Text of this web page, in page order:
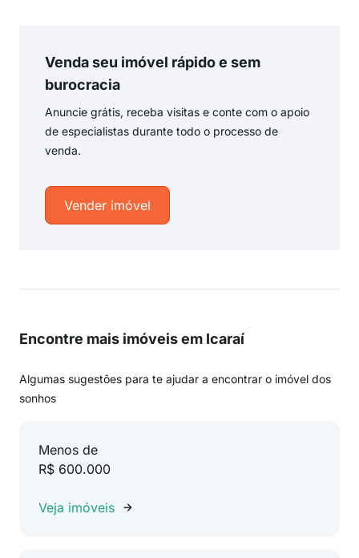
Venda seu imóvel rápido e sem
burocracia
Anuncie grátis, receba visitas e conte com o apoio
de especialistas durante todo o processo de
venda.
Vender imóvel
Encontre mais imóveis em Icaraí
Algumas sugestões para te ajudar a encontrar o imóvel dos
sonhos
Menos de
R$ 600.000
Veja imóveis